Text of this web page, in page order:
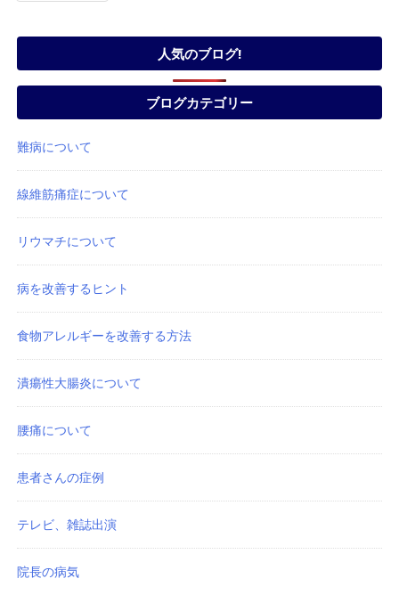
人気のブログ!
ブログカテゴリー
難病について
線維筋痛症について
リウマチについて
病を改善するヒント
食物アレルギーを改善する方法
潰瘍性大腸炎について
腰痛について
患者さんの症例
テレビ、雑誌出演
院長の病気